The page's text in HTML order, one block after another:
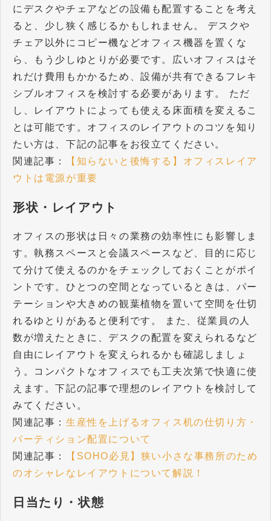
にデスクやチェアなどの設備も配置することを考え
ると、少し狭く感じるかもしれません。 デスクや
チェア以外にコピー機などオフィス機器を置くな
ら、もう少しゆとりが必要です。広いオフィスはそ
れだけ費用もかかるため、設備が共有できるフレキ
シブルオフィスを検討する必要があります。 ただ
し、レイアウトによっても使える床面積を変えるこ
とは可能です。オフィスのレイアウトのコツを知り
たい方は、下記の記事をお役立てください。
関連記事：
【知らないと後悔する】オフィスレイア
ウトは電源が重要
形状・レイアウト
オフィスの形状は日々の業務の効率性にも影響しま
す。執務スペースと会議スペースなど、目的に応じ
て分けて使えるのかをチェックしておくことがポイ
ントです。ひとつの空間となっているときは、パー
テーションや大きめの観葉植物を置いて空間を仕切
れるゆとりがあると便利です。 また、従業員の人
数が増えたときに、デスクの配置を変えられるなど
自由にレイアウトを変えられるかも確認しましょ
う。コンパクトなオフィスでも工夫次第で快適に使
えます。下記の記事で理想のレイアウトを検討して
みてください。
関連記事： 生産性を上げるオフィス机の仕切り方・
パーティション配置について
関連記事：
【SOHO必見】狭い小さな事務所のため
のオシャレなレイアウトについて解説！
日当たり・状態